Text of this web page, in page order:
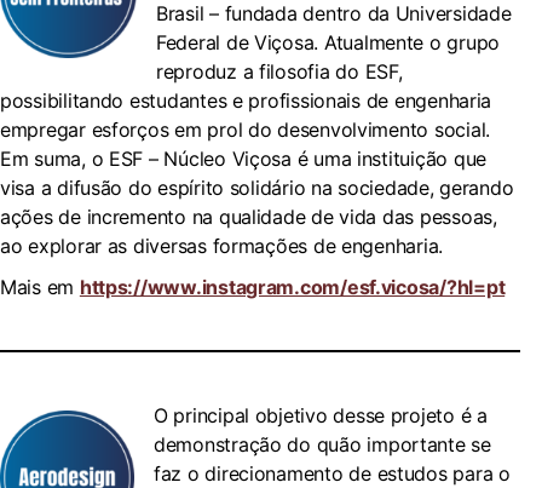
Brasil – fundada dentro da Universidade
Federal de Viçosa. Atualmente o grupo
reproduz a filosofia do ESF,
possibilitando estudantes e profissionais de engenharia
empregar esforços em prol do desenvolvimento social.
Em suma, o ESF – Núcleo Viçosa é uma instituição que
visa a difusão do espírito solidário na sociedade, gerando
ações de incremento na qualidade de vida das pessoas,
ao explorar as diversas formações de engenharia.
Mais em https://www.instagram.com/esf.vicosa/?hl=pt
O principal objetivo desse projeto é a
demonstração do quão importante se
faz o direcionamento de estudos para o